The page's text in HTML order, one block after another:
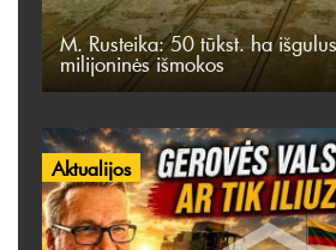
M. Rusteika: 50 tūkst. ha
milijoninės išmokos
Aktualijos